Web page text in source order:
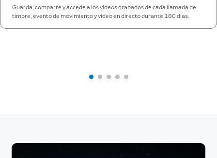
Guarda, comparte y accede a los vídeos grabados de cada llamada de
timbre, evento de movimiento y vídeo en directo durante 180 días.